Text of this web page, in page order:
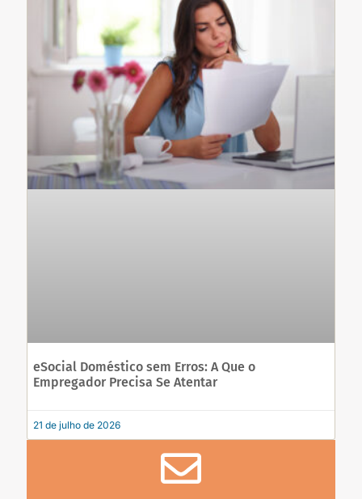
eSocial Doméstico sem Erros: A Que o
Empregador Precisa Se Atentar
21 de julho de 2026